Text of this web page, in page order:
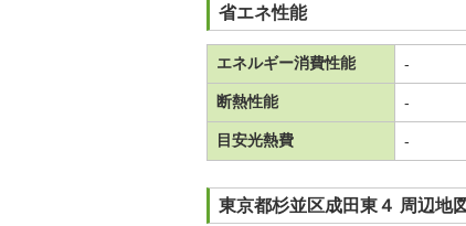
省エネ性能
エネルギー消費性能 -
断熱性能 -
目安光熱費 -
東京都杉並区成田東４ 周辺地